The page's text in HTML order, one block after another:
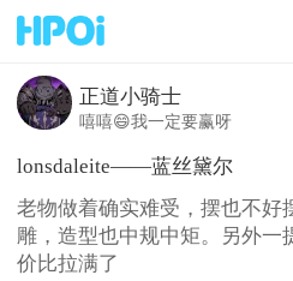
正道小骑士
嘻嘻😄我一定要赢呀
lonsdaleite——蓝丝黛尔
老物做着确实难受，摆也不好
雕，造型也中规中矩。另外一
价比拉满了